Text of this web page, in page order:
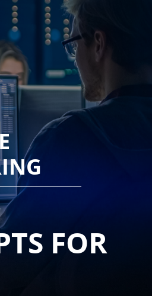
FOR